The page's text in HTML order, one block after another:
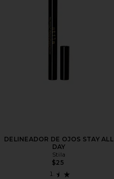
DELINEADOR DE OJOS STAY ALL
DAY
Stila
$25